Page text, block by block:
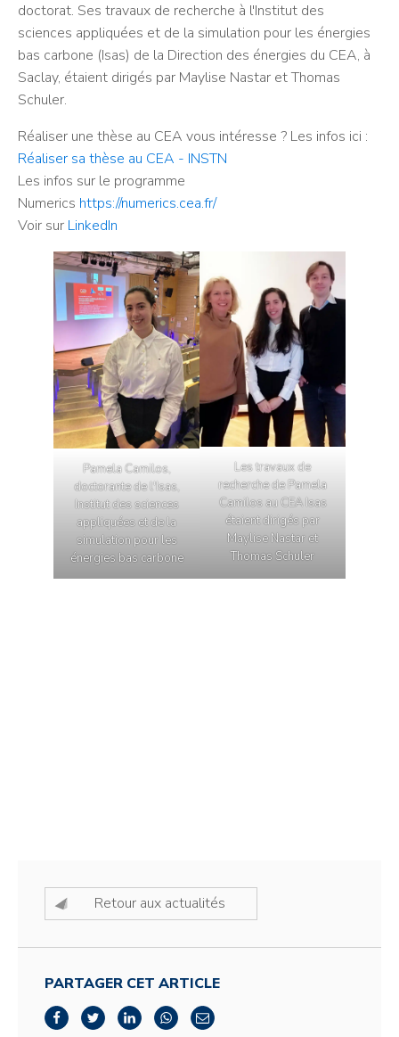
doctorat. Ses travaux de recherche à l'Institut des
sciences appliquées et de la simulation pour les énergies
bas carbone (Isas) de la Direction des énergies du CEA, à
Saclay, étaient dirigés par Maylise Nastar et Thomas
Schuler.
Réaliser une thèse au CEA vous intéresse ? Les infos ici :
Réaliser sa thèse au CEA - INSTN
Les infos sur le programme
Numerics https://numerics.cea.fr/
Voir sur LinkedIn
Pamela Camilos,
doctorante de l'Isas,
Institut des sciences
appliquées et de la
simulation pour les
énergies bas carbone
Les travaux de
recherche de Pamela
Camilos au CEA Isas
étaient dirigés par
Maylise Nastar et
Thomas Schuler
Retour aux actualités
PARTAGER CET ARTICLE